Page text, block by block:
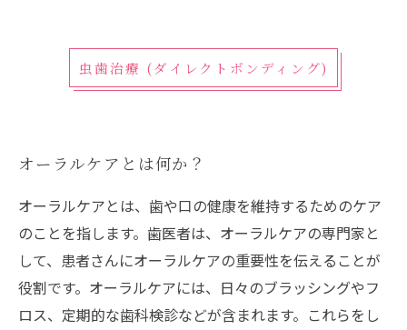
虫歯治療 (ダイレクトボンディング)
オーラルケアとは何か？
オーラルケアとは、歯や口の健康を維持するためのケア
のことを指します。歯医者は、オーラルケアの専門家と
して、患者さんにオーラルケアの重要性を伝えることが
役割です。オーラルケアには、日々のブラッシングやフ
ロス、定期的な歯科検診などが含まれます。これらをし